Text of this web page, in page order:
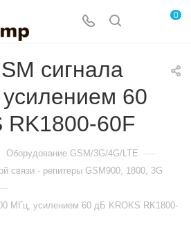
0
сигнала
60
RK1800-60F
Оборудование GSM/3G/4G/LTE —
связи - репитеры GSM900, 1800, 3G
МГц, усилением 60 дБ KROKS RK1800-